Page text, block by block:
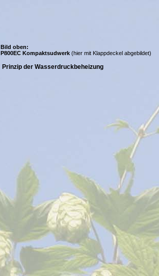
Bild oben:
P800EC Kompaktsudwerk (hier mit Klappdeckel abgebildet)
Prinzip der Wasserdruckbeheizung